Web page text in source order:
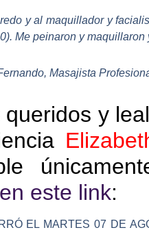
y al maquillador y
Me peinaron y
Masajista
y
en este link:
EL MARTES 07 DE